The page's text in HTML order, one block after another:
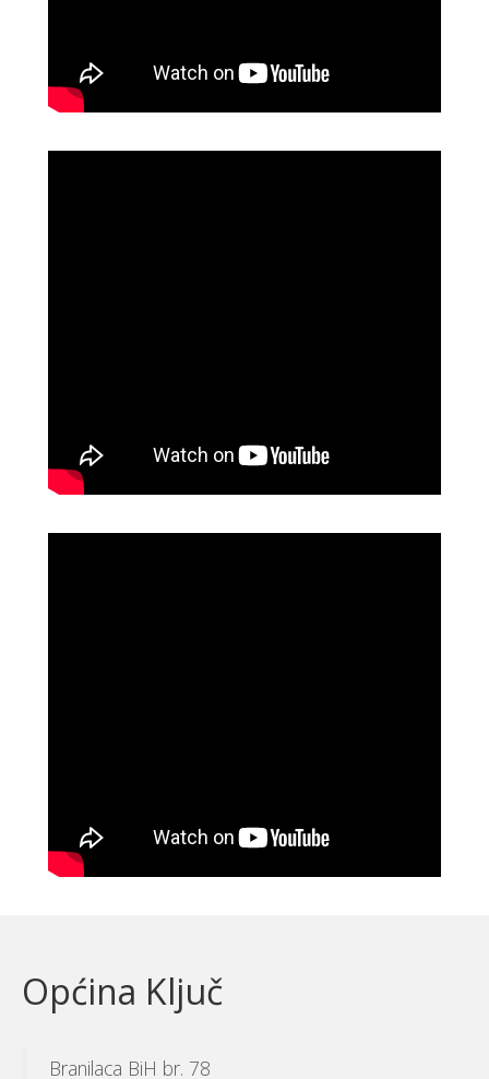
Općina Ključ
Branilaca BiH br. 78